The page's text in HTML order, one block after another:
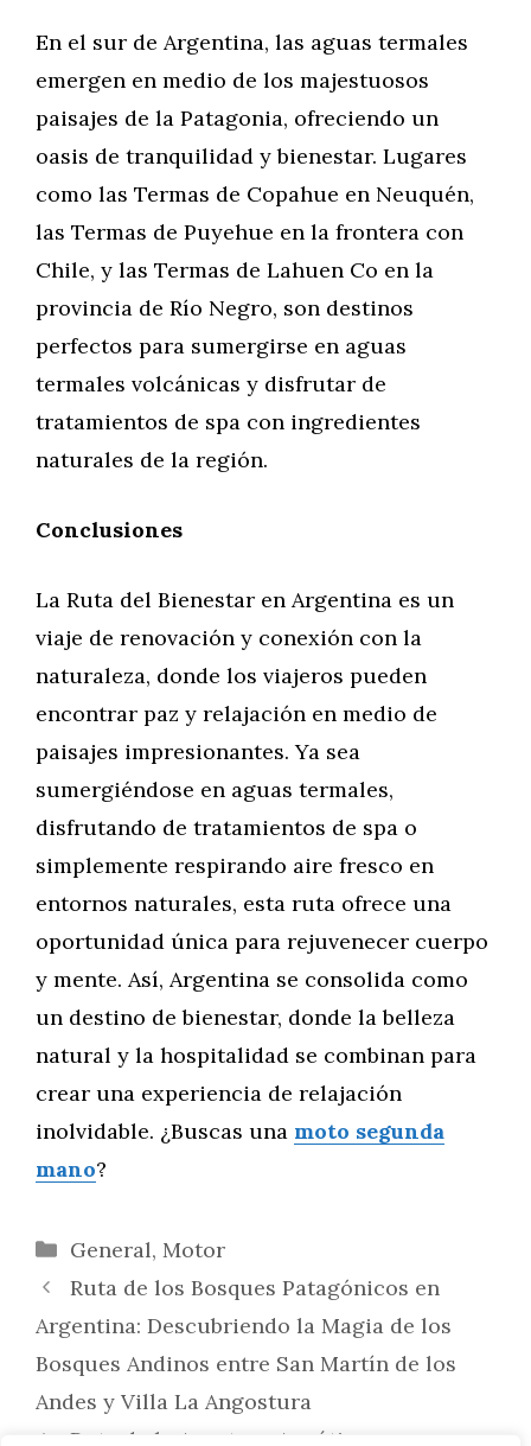
En el sur de Argentina, las aguas termales
emergen en medio de los majestuosos
paisajes de la Patagonia, ofreciendo un
oasis de tranquilidad y bienestar. Lugares
como las Termas de Copahue en Neuquén,
las Termas de Puyehue en la frontera con
Chile, y las Termas de Lahuen Co en la
provincia de Río Negro, son destinos
perfectos para sumergirse en aguas
termales volcánicas y disfrutar de
tratamientos de spa con ingredientes
naturales de la región.
Conclusiones
La Ruta del Bienestar en Argentina es un
viaje de renovación y conexión con la
naturaleza, donde los viajeros pueden
encontrar paz y relajación en medio de
paisajes impresionantes. Ya sea
sumergiéndose en aguas termales,
disfrutando de tratamientos de spa o
simplemente respirando aire fresco en
entornos naturales, esta ruta ofrece una
oportunidad única para rejuvenecer cuerpo
y mente. Así, Argentina se consolida como
un destino de bienestar, donde la belleza
natural y la hospitalidad se combinan para
crear una experiencia de relajación
inolvidable. ¿Buscas una moto segunda
mano?
Categorías
General, Motor
Ruta de los Bosques Patagónicos en
Argentina: Descubriendo la Magia de los
Bosques Andinos entre San Martín de los
Andes y Villa La Angostura
Ruta de la Aventura Acuática en